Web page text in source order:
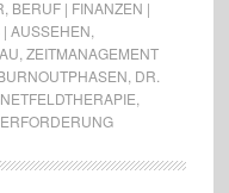
BERUF | FINANZEN |
AUSSEHEN
ZEITMANAGEMENT
DR.